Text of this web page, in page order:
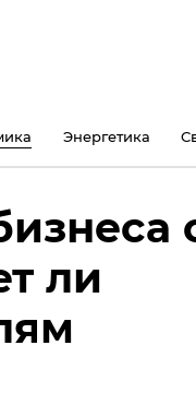
Энергетика
ли